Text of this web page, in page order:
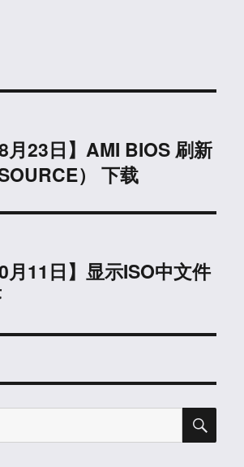
月23日】AMI BIOS 刷新
） 下载
月11日】显示ISO中文件
搜